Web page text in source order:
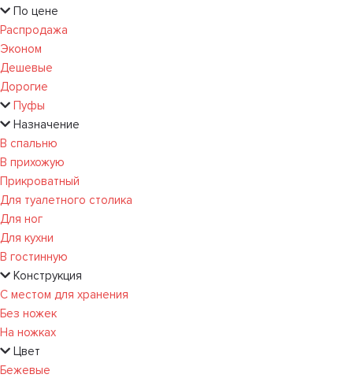
По цене
Распродажа
Эконом
Дешевые
Дорогие
Пуфы
Назначение
В спальню
В прихожую
Прикроватный
Для туалетного столика
Для ног
Для кухни
В гостинную
Конструкция
С местом для хранения
Без ножек
На ножках
Цвет
Бежевые